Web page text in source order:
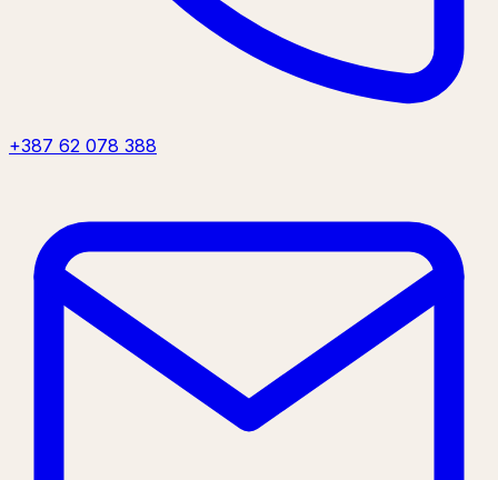
+387 62 078 388